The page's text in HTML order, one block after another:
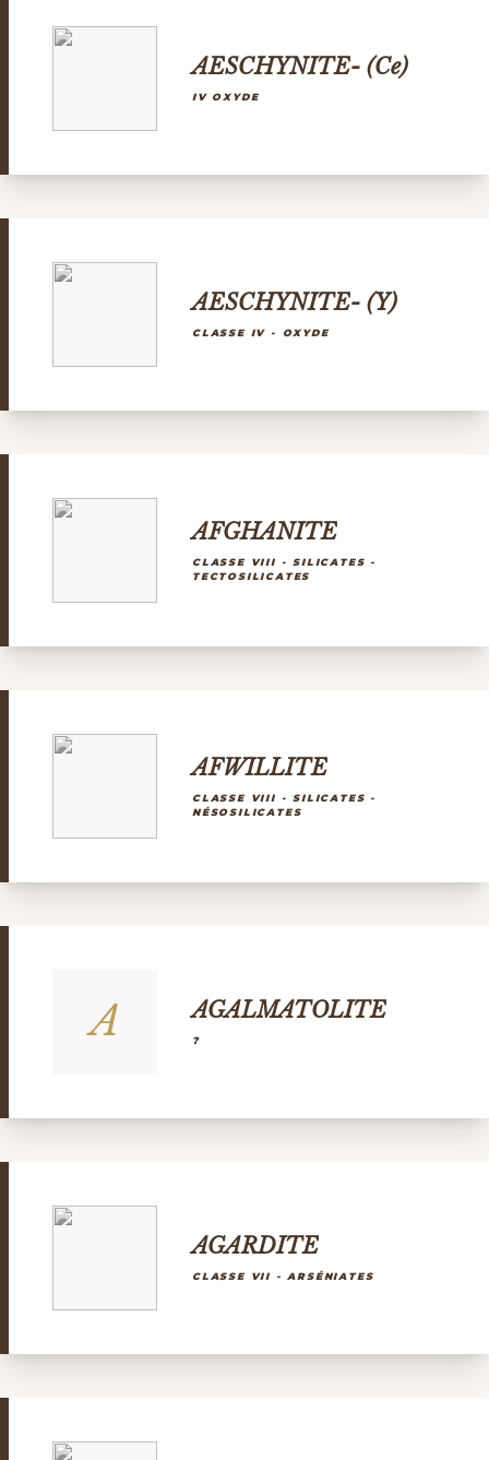
AESCHYNITE- (Ce)
IV OXYDE
AESCHYNITE- (Y)
CLASSE IV - OXYDE
AFGHANITE
CLASSE VIII - SILICATES -
TECTOSILICATES
AFWILLITE
CLASSE VIII - SILICATES -
NÉSOSILICATES
A AGALMATOLITE
?
AGARDITE
CLASSE VII - ARSÉNIATES